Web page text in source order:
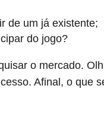
de um já existente;
do jogo?
o mercado.
Afinal, o que